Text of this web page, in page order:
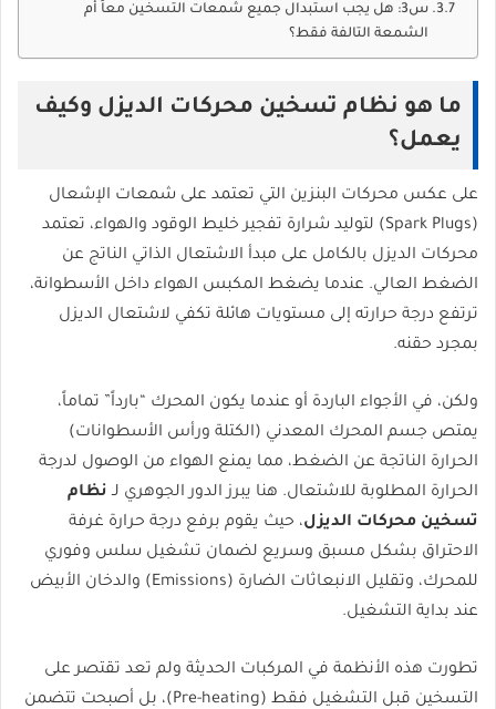
س3: هل يجب استبدال جميع شمعات التسخين معاً أم
الشمعة التالفة فقط؟
ما هو نظام تسخين محركات الديزل وكيف
يعمل؟
على عكس محركات البنزين التي تعتمد على شمعات الإشعال
(Spark Plugs) لتوليد شرارة تفجير خليط الوقود والهواء، تعتمد
محركات الديزل بالكامل على مبدأ الاشتعال الذاتي الناتج عن
الضغط العالي. عندما يضغط المكبس الهواء داخل الأسطوانة،
ترتفع درجة حرارته إلى مستويات هائلة تكفي لاشتعال الديزل
بمجرد حقنه.
ولكن، في الأجواء الباردة أو عندما يكون المحرك “بارداً” تماماً،
يمتص جسم المحرك المعدني (الكتلة ورأس الأسطوانات)
الحرارة الناتجة عن الضغط، مما يمنع الهواء من الوصول لدرجة
الحرارة المطلوبة للاشتعال. هنا يبرز الدور الجوهري لـ نظام
تسخين محركات الديزل، حيث يقوم برفع درجة حرارة غرفة
الاحتراق بشكل مسبق وسريع لضمان تشغيل سلس وفوري
للمحرك، وتقليل الانبعاثات الضارة (Emissions) والدخان الأبيض
عند بداية التشغيل.
تطورت هذه الأنظمة في المركبات الحديثة ولم تعد تقتصر على
التسخين قبل التشغيل فقط (Pre-heating)، بل أصبحت تتضمن